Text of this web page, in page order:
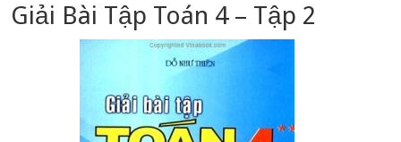
Giải Bài Tập Toán 4 – Tập 2